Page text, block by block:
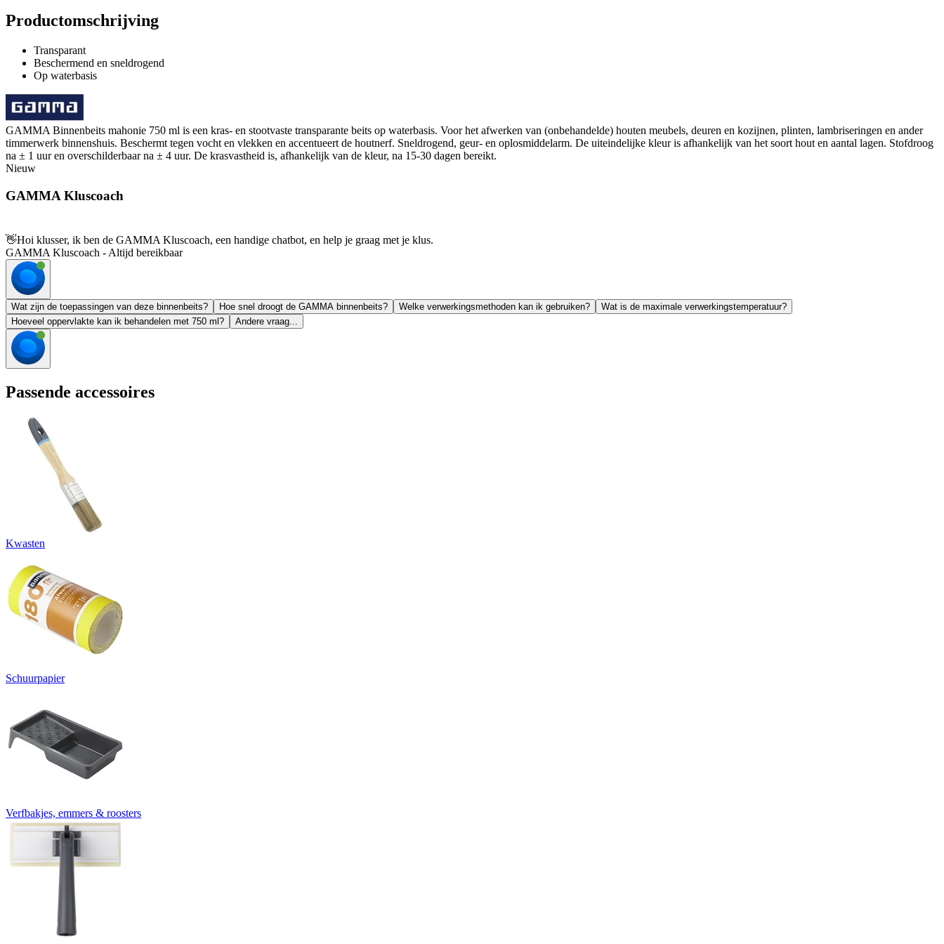
Productomschrijving
Transparant
Beschermend en sneldrogend
Op waterbasis
GAMMA Binnenbeits mahonie 750 ml is een kras- en stootvaste transparante beits op waterbasis. Voor het afwerken van (onbehandelde) houten meubels, deuren en kozijnen, plinten, lambriseringen en ander
timmerwerk binnenshuis. Beschermt tegen vocht en vlekken en accentueert de houtnerf. Sneldrogend, geur- en oplosmiddelarm. De uiteindelijke kleur is afhankelijk van het soort hout en aantal lagen. Stofdroog
na ± 1 uur en overschilderbaar na ± 4 uur. De krasvastheid is, afhankelijk van de kleur, na 15-30 dagen bereikt.
Nieuw
GAMMA Kluscoach
👋Hoi klusser, ik ben de GAMMA Kluscoach, een handige chatbot, en help je graag met je klus.
GAMMA Kluscoach - Altijd bereikbaar
Wat zijn de toepassingen van deze binnenbeits? Hoe snel droogt de GAMMA binnenbeits? Welke verwerkingsmethoden kan ik gebruiken?
Wat is de maximale verwerkingstemperatuur?
Hoeveel oppervlakte kan ik behandelen met 750 ml?
Andere vraag...
Passende accessoires
Kwasten
Schuurpapier
Verfbakjes, emmers & roosters